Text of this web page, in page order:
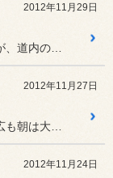
2012年11月29日
2012年11月27日
2012年11月24日